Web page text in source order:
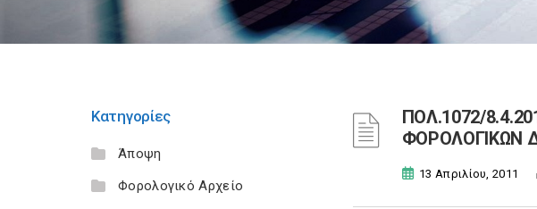
Κατηγορίες
Άποψη
Φορολογικό Αρχείο
ΠΟΛ.1072/
ΦΟΡΟΛΟΓΙΚΩΝ
13 Απριλίου, 2011